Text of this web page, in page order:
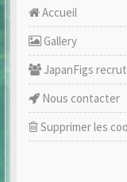
Accueil
Gallery
JapanFigs
Nous contacter
Supprimer les